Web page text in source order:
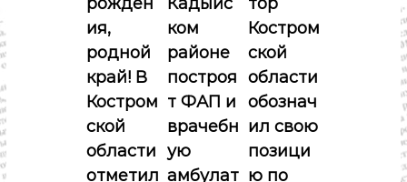
п
о
з
а
ия,
родной
край! В
Костром
ской
области
отметил
ком
районе
построя
т ФАП и
врачебн
ую
амбулат
Костром
ской
области
обознач
ил свою
позици
ю по